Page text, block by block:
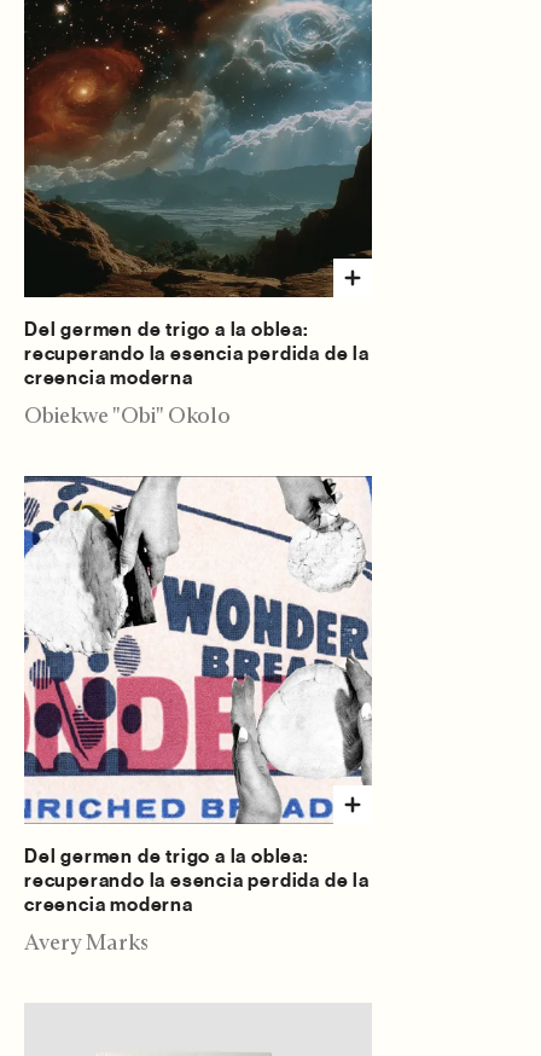
Del germen de trigo a la oblea:
recuperando la esencia perdida de la
creencia moderna
Obiekwe "Obi" Okolo
Del germen de trigo a la oblea:
recuperando la esencia perdida de la
creencia moderna
Avery Marks